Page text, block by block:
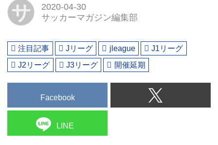
サ
2020-04-30
サッカーマガジン編集部
注目記事 Jリーグ jleague
J1リーグ
J2リーグ
J3リーグ 開催延期
Facebook
LINE